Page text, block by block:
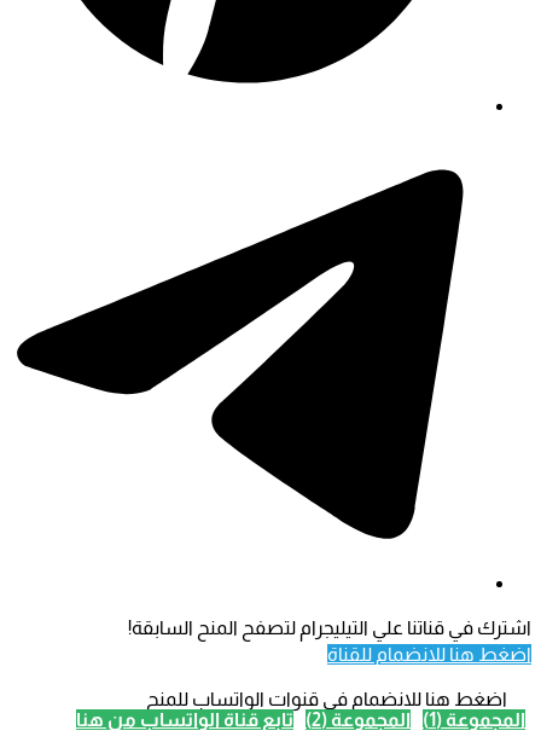
اشترك في قناتنا علي التيليجرام لتصفح المنح السابقة!
اضغط هنا للانضمام للقناة
اضغط هنا للانضمام في قنوات الواتساب للمنح
المجموعة (1)
المجموعة (2) تابع قناة الواتساب من هنا